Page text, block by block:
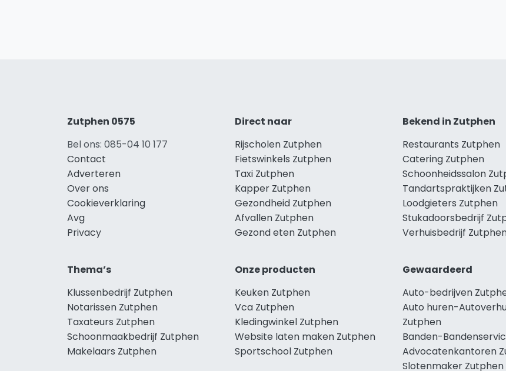
Zutphen 0575
Bel ons: 085-04 10 177
Contact
Adverteren
Over ons
Cookieverklaring
Avg
Privacy
Direct naar
Rijscholen Zutphen
Fietswinkels Zutphen
Taxi Zutphen
Kapper Zutphen
Gezondheid Zutphen
Afvallen Zutphen
Gezond eten Zutphen
Bekend in Zutphen
Restaurants Zutphen
Catering Zutphen
Schoonheidssalon
Tandartspraktijken
Loodgieters Zutphen
Stukadoorsbedrijf
Verhuisbedrijf
Thema’s
Klussenbedrijf Zutphen
Notarissen Zutphen
Taxateurs Zutphen
Schoonmaakbedrijf Zutphen
Makelaars Zutphen
Onze producten
Keuken Zutphen
Vca Zutphen
Kledingwinkel Zutphen
Website laten maken Zutphen
Sportschool Zutphen
Gewaardeerd
Auto-bedrijven
Auto huren-
Zutphen
Banden-
Advocatenkantoren
Slotenmaker Zutphen